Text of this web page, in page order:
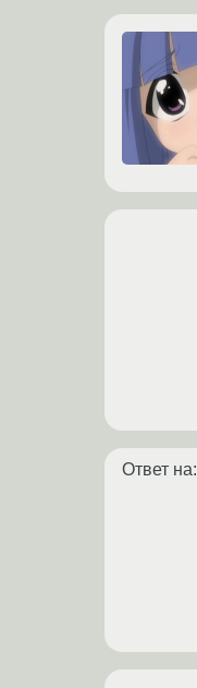
Ответ на: